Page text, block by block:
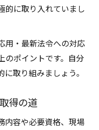
的に取り入れていまし
用・最新法令への対応
のポイントです。自分
取り組みましょう。
得の道
内容や必要資格、現場